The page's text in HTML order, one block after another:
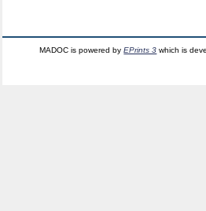
MADOC is powered byEPrints 3 which is